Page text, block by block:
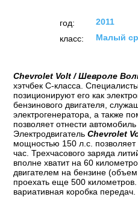
год:
2011
класс:
Малый
Chevrolet Volt / Шевроле
хэтчбек С-класса.
позиционируют его как
бензинового двигателя,
электрогенератора, а также
позволяет отнести
ЭлектродвигательChevrolet
мощностью 150 л.с. позволяет
час. Трехчасового заряда
вполне хватит на 60
двигателем на бензине
проехать еще 500
вариативная коробка передач.